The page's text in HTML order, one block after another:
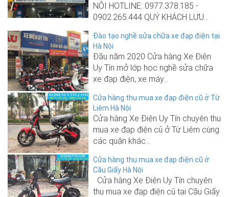
NỘI HOTLINE: 0977.378.185 -
0902.265.444 QUÝ KHÁCH LƯU...
Đào tạo nghề sửa chữa xe đạp điện tại
Hà Nội
Đầu năm 2020 Cửa hàng Xe Điện
Uy Tín mở lớp học nghề sửa chữa
xe đạp điện, xe máy...
Cửa hàng thu mua xe đạp điện cũ ở Từ
Liêm Hà Nội
Cửa hàng Xe Điện Uy Tín chuyên thu
mua xe đạp điện cũ ở Từ Liêm cùng
các quận khác...
Cửa hàng thu mua xe đạp điện cũ ở
Cầu Giấy Hà Nội
Cửa hàng Xe Điện Uy Tín chuyên
thu mua xe đạp điện cũ tại Cầu Giấy